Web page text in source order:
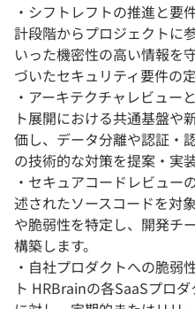
・シフトレフトの推進と要
計段階からプロジェクトに
いった機密性の高い情報を
づいたセキュリティ要件の
・アーキテクチャレビュー
ト展開における共通基盤や
価し、データ分離や認証・
の技術的な対策を提案・実
・セキュアコードレビュー
述されたソースコードを対
や脆弱性を特定し、開発チ
構築します。
・自社プロダクトへの脆弱
ト HRBrainの各SaaSプロ